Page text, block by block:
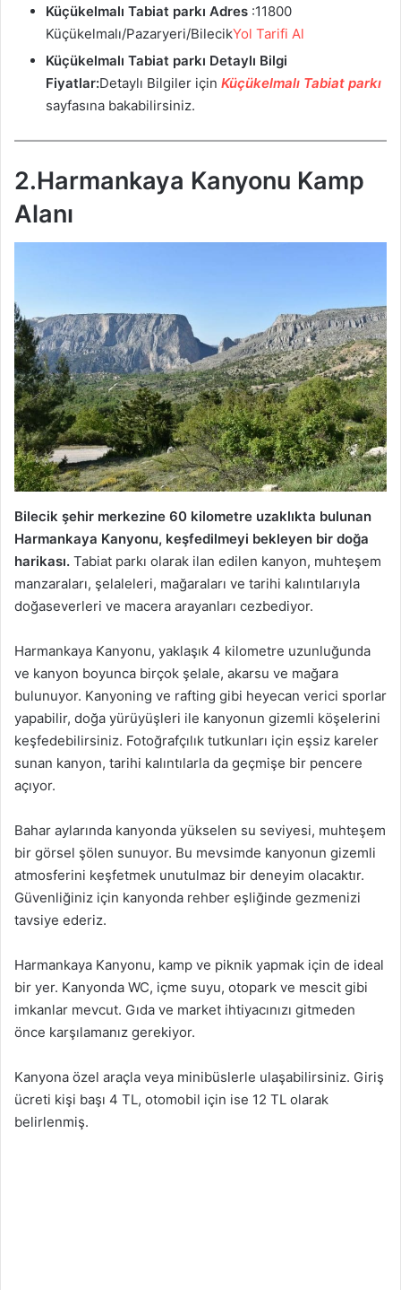
Küçükelmalı Tabiat parkı Adres :11800
Küçükelmalı/Pazaryeri/BilecikYol Tarifi Al
Küçükelmalı Tabiat parkı Detaylı Bilgi
Fiyatlar:Detaylı Bilgiler için Küçükelmalı Tabiat parkı
sayfasına bakabilirsiniz.
2.Harmankaya Kanyonu Kamp
Alanı
Bilecik şehir merkezine 60 kilometre uzaklıkta bulunan
Harmankaya Kanyonu, keşfedilmeyi bekleyen bir doğa
harikası. Tabiat parkı olarak ilan edilen kanyon, muhteşem
manzaraları, şelaleleri, mağaraları ve tarihi kalıntılarıyla
doğaseverleri ve macera arayanları cezbediyor.
Harmankaya Kanyonu, yaklaşık 4 kilometre uzunluğunda
ve kanyon boyunca birçok şelale, akarsu ve mağara
bulunuyor. Kanyoning ve rafting gibi heyecan verici sporlar
yapabilir, doğa yürüyüşleri ile kanyonun gizemli köşelerini
keşfedebilirsiniz. Fotoğrafçılık tutkunları için eşsiz kareler
sunan kanyon, tarihi kalıntılarla da geçmişe bir pencere
açıyor.
Bahar aylarında kanyonda yükselen su seviyesi, muhteşem
bir görsel şölen sunuyor. Bu mevsimde kanyonun gizemli
atmosferini keşfetmek unutulmaz bir deneyim olacaktır.
Güvenliğiniz için kanyonda rehber eşliğinde gezmenizi
tavsiye ederiz.
Harmankaya Kanyonu, kamp ve piknik yapmak için de ideal
bir yer. Kanyonda WC, içme suyu, otopark ve mescit gibi
imkanlar mevcut. Gıda ve market ihtiyacınızı gitmeden
önce karşılamanız gerekiyor.
Kanyona özel araçla veya minibüslerle ulaşabilirsiniz. Giriş
ücreti kişi başı 4 TL, otomobil için ise 12 TL olarak
belirlenmiş.